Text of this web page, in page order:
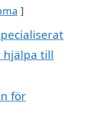
hjälpa till
för